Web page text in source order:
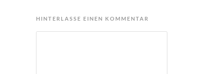
HINTERLASSE EINEN KOMMENTAR